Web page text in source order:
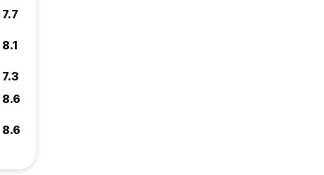
7.7
8.1
7.3
8.6
8.6